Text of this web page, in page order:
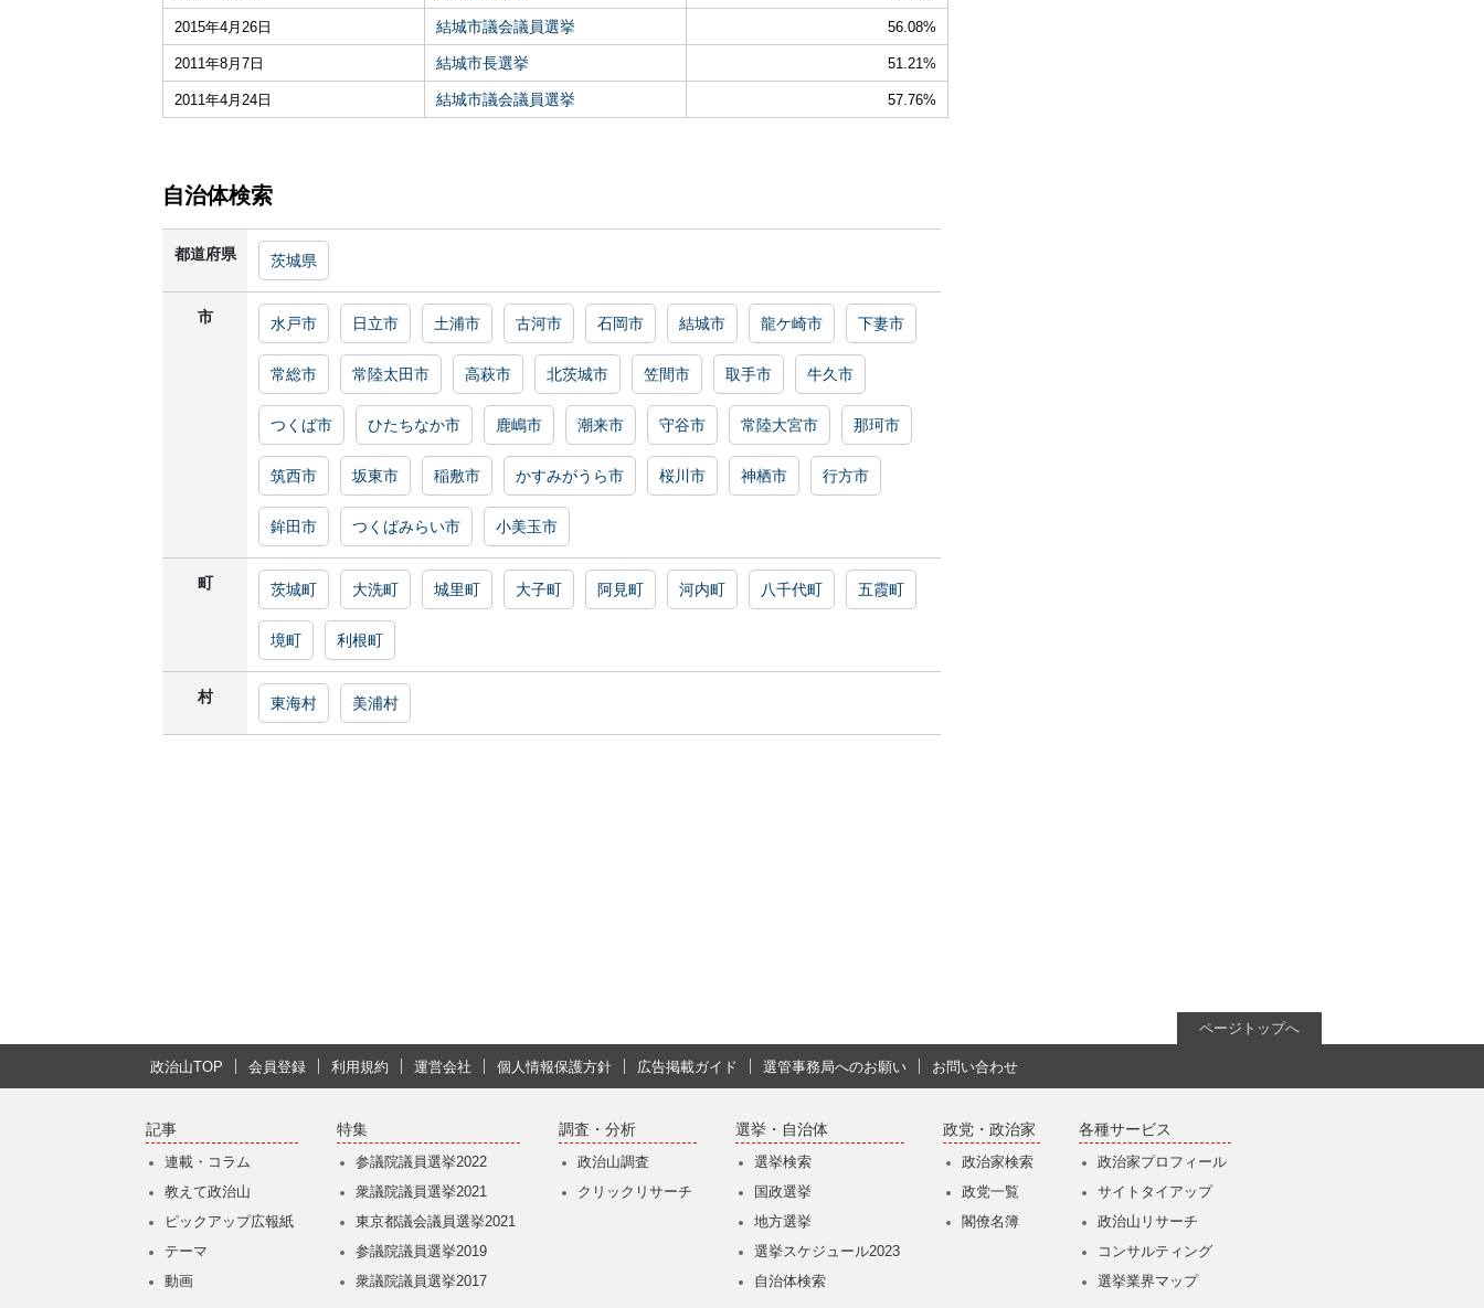
2015年4月26日 結城市議会議員選挙 56.08%
2011年8月7日 結城市長選挙 51.21%
2011年4月24日 結城市議会議員選挙 57.76%
自治体検索
都道府県 茨城県
市 水戸市 日立市 土浦市 古河市 石岡市 結城市 龍ケ崎市 下妻市
常総市 常陸太田市 高萩市 北茨城市 笠間市 取手市 牛久市
つくば市 ひたちなか市 鹿嶋市 潮来市 守谷市 常陸大宮市 那珂市
筑西市 坂東市 稲敷市 かすみがうら市 桜川市 神栖市 行方市
鉾田市 つくばみらい市 小美玉市
町 茨城町 大洗町 城里町 大子町 阿見町 河内町 八千代町 五霞町
境町 利根町
村 東海村 美浦村
ページトップへ
政治山TOP 会員登録 利用規約 運営会社 個人情報保護方針 広告掲載ガイド 選管事務局へのお願い お問い合わせ
記事
連載・コラム
教えて政治山
ピックアップ広報紙
テーマ
動画
特集
参議院議員選挙2022
衆議院議員選挙2021
東京都議会議員選挙2021
参議院議員選挙2019
衆議院議員選挙2017
調査・分析
政治山調査
クリックリサーチ
選挙・自治体
選挙検索
国政選挙
地方選挙
選挙スケジュール2023
自治体検索
政党・政治家
政治家検索
政党一覧
閣僚名簿
各種サービス
政治家プロフィール
サイトタイアップ
政治山リサーチ
コンサルティング
選挙業界マップ